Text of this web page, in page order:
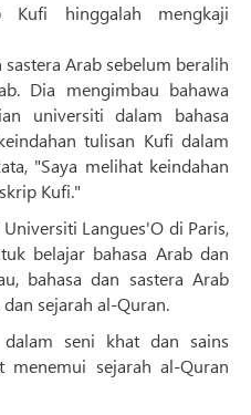
Kufi hinggalah mengkaji
Arab sebelum beralih
Dia mengimbau bahawa
universiti dalam bahasa
tulisan Kufi dalam
"Saya melihat keindahan
Kufi."
Langues'O di Paris,
belajar bahasa Arab dan
bahasa dan sastera Arab
sejarah al-Quran.
seni khat dan sains
menemui sejarah al-Quran